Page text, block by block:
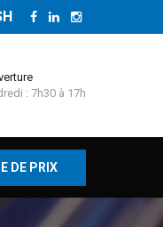
: 7h30 à 17h
DE PRIX